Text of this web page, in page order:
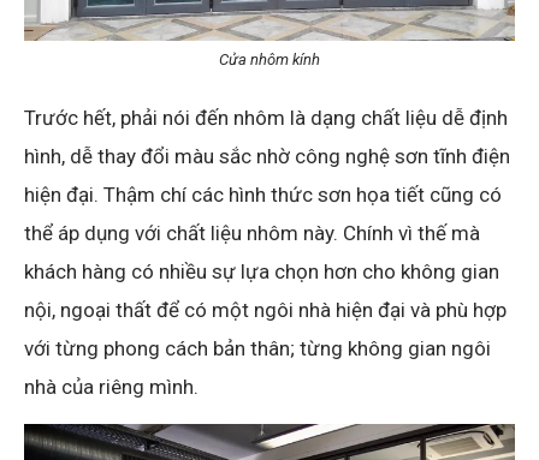
Cửa nhôm kính
Trước hết, phải nói đến nhôm là dạng chất liệu dễ định
hình, dễ thay đổi màu sắc nhờ công nghệ sơn tĩnh điện
hiện đại. Thậm chí các hình thức sơn họa tiết cũng có
thể áp dụng với chất liệu nhôm này. Chính vì thế mà
khách hàng có nhiều sự lựa chọn hơn cho không gian
nội, ngoại thất để có một ngôi nhà hiện đại và phù hợp
với từng phong cách bản thân; từng không gian ngôi
nhà của riêng mình.